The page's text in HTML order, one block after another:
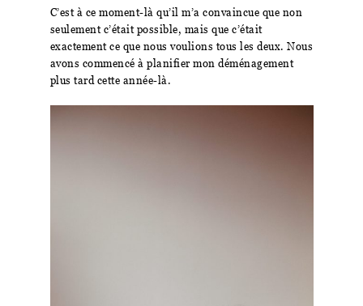
C’est à ce moment-là qu’il m’a convaincue que non
seulement c’était possible, mais que c’était
exactement ce que nous voulions tous les deux. Nous
avons commencé à planifier mon déménagement
plus tard cette année-là.